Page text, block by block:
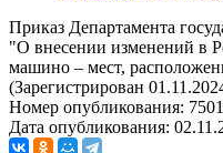
Приказ Департамента
"О внесении изменений в
машино – мест,
(Зарегистрирован
Номер опубликования:
Дата опубликования: